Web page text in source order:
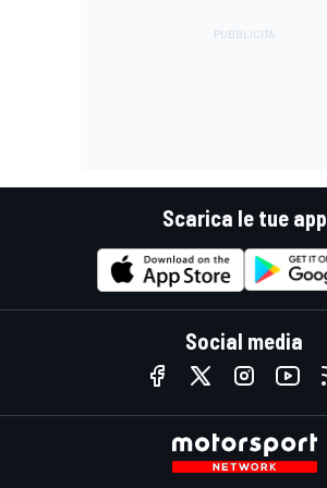
Scarica le tue app
Social media